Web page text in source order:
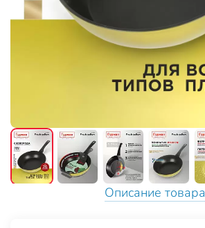
Описание товара